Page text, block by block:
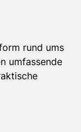
rund ums
umfassende